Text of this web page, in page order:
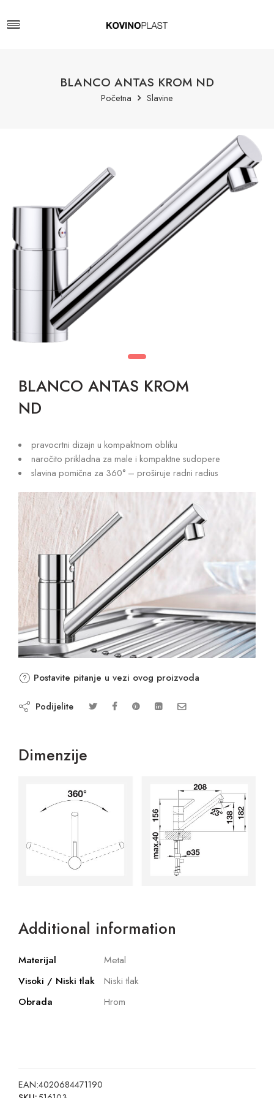
BLANCO ANTAS KROM ND
Početna Slavine
BLANCO ANTAS KROM
ND
pravocrtni dizajn u kompaktnom obliku
naročito prikladna za male i kompaktne sudopere
slavina pomična za 360° – proširuje radni radius
Postavite pitanje u vezi ovog proizvoda
Podijelite
Dimenzije
Additional information
Materijal
Metal
Visoki / Niski tlak
Niski tlak
Obrada
Hrom
EAN:4020684471190